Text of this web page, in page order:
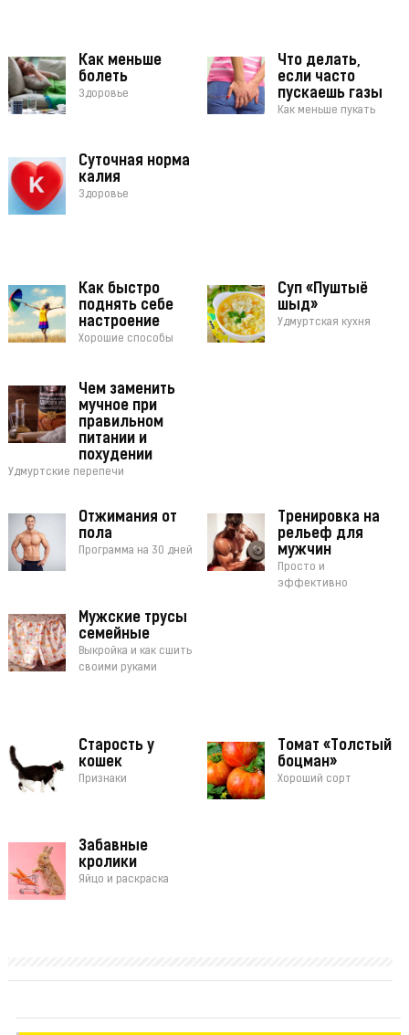
Как меньше
болеть
Здоровье
Что делать,
если часто
пускаешь газы
Как меньше пукать
Суточная норма
калия
Здоровье
Как быстро
поднять себе
настроение
Хорошие способы
Суп «Пуштыё
шыд»
Удмуртская кухня
Чем заменить
мучное при
правильном
питании и
похудении
Удмуртские перепечи
Отжимания от
пола
Программа на 30 дней
Тренировка на
рельеф для
мужчин
Просто и
эффективно
Мужские трусы
семейные
Выкройка и как сшить
своими руками
Старость у
кошек
Признаки
Томат «Толстый
боцман»
Хороший сорт
Забавные
кролики
Яйцо и раскраска